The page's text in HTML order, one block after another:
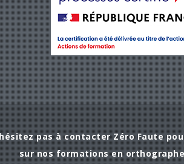
pas à contacter Zéro Faute
sur nos formations en